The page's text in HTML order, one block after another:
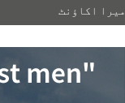
میرا اکاؤنٹ